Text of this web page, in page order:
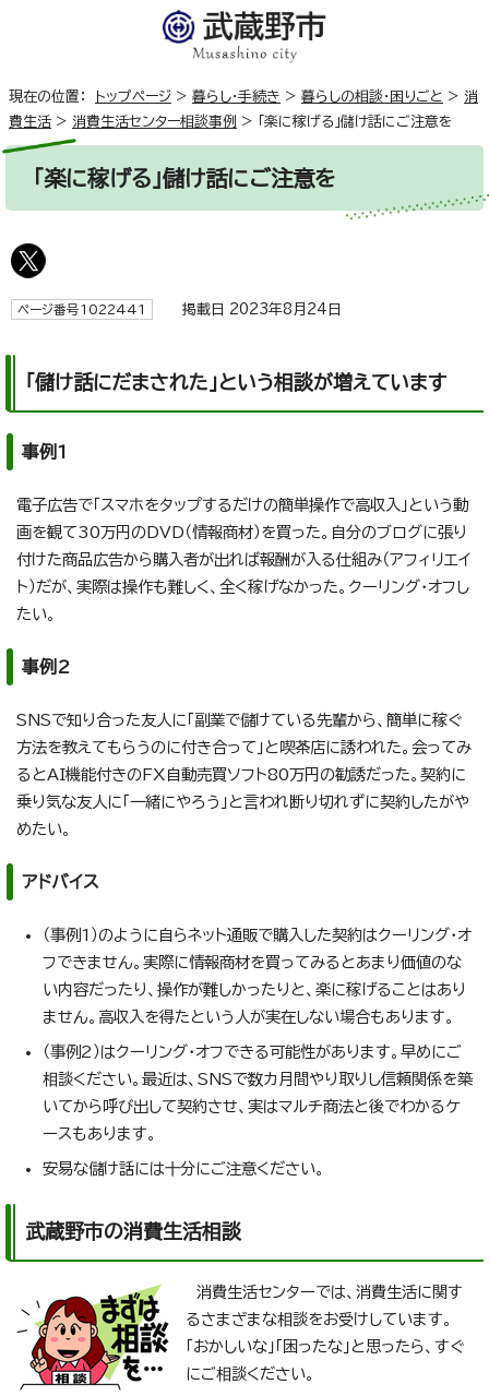
現在の位置： トップページ > 暮らし・手続き > 暮らしの相談・困りごと > 消
費生活 > 消費生活センター相談事例 > 「楽に稼げる」儲け話にご注意を
「楽に稼げる」儲け話にご注意を
ページ番号1022441 掲載日 2023年8月24日
「儲け話にだまされた」という相談が増えています
事例1
電子広告で「スマホをタップするだけの簡単操作で高収入」という動
画を観て30万円のDVD（情報商材）を買った。自分のブログに張り
付けた商品広告から購入者が出れば報酬が入る仕組み（アフィリエイ
ト）だが、実際は操作も難しく、全く稼げなかった。クーリング・オフし
たい。
事例2
SNSで知り合った友人に「副業で儲けている先輩から、簡単に稼ぐ
方法を教えてもらうのに付き合って」と喫茶店に誘われた。会ってみ
るとAI機能付きのFX自動売買ソフト80万円の勧誘だった。契約に
乗り気な友人に「一緒にやろう」と言われ断り切れずに契約したがや
めたい。
アドバイス
（事例1）のように自らネット通販で購入した契約はクーリング・オ
フできません。実際に情報商材を買ってみるとあまり価値のな
い内容だったり、操作が難しかったりと、楽に稼げることはあり
ません。高収入を得たという人が実在しない場合もあります。
（事例2）はクーリング・オフできる可能性があります。早めにご
相談ください。最近は、SNSで数カ月間やり取りし信頼関係を築
いてから呼び出して契約させ、実はマルチ商法と後でわかるケ
ースもあります。
安易な儲け話には十分にご注意ください。
武蔵野市の消費生活相談
消費生活センターでは、消費生活に関す
るさまざまな相談をお受けしています。
「おかしいな」「困ったな」と思ったら、すぐ
にご相談ください。